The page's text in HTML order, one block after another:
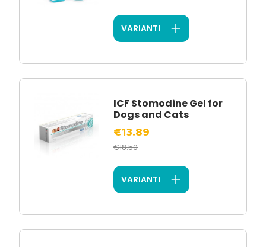
VARIANTI
ICF Stomodine Gel for
Dogs and Cats
€13.89
€18.50
VARIANTI